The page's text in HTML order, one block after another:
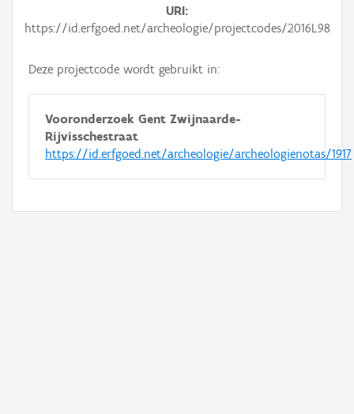
URI
https://id.erfgoed.net/archeologie/projectcodes/2016L98
Deze projectcode wordt gebruikt in:
Vooronderzoek Gent Zwijnaarde-
Rijvisschestraat
https://id.erfgoed.net/archeologie/archeologienotas/1917